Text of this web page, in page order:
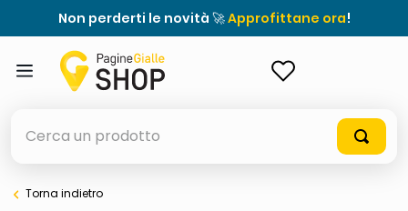
Non perderti le novità 🚀Approfittane ora!
Torna indietro